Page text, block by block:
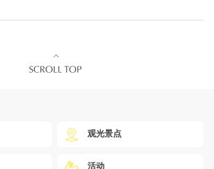
观光景点
活动